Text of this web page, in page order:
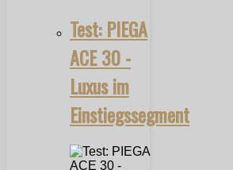
Test: PIEGA
ACE 30 -
Luxus im
Einstiegssegment